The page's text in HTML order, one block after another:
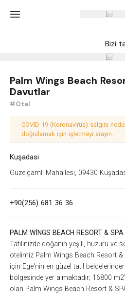
'
Bizi
Palm Wings Beach
Davutlar
#Otel
COVID-19 (Koronavirüs) salgını
doğrulamak için işletmeyi arayın.
Kuşadası
Güzelçamlı Mahallesi, 09430
+90(256) 681 36 36
PALM WİNGS BEACH RESORT & SPA
Tatilinizde doğanın yeşili, huzuru ve
otelimiz Palm Wings Beach Resort
için Ege'nin en güzel tatil
bölgesinde yer almaktadır; 16800
olan Palm Wings Beach Resort &